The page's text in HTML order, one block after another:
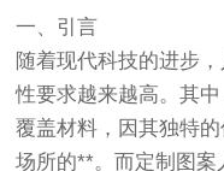
一、引言
随着现代科技的进步
性要求越来越高。其中
覆盖材料，因其独特
场所的**。而定制图案